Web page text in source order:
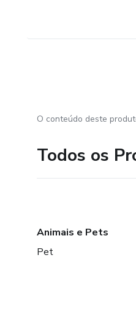
O conteúdo deste
Todos os
Animais e Pets
Pet